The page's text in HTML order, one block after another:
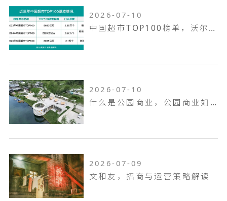
2026-07-10
中国超市TOP100榜单，沃尔玛何以越跑越远
2026-07-10
什么是公园商业，公园商业如何打造
2026-07-09
文和友，招商与运营策略解读